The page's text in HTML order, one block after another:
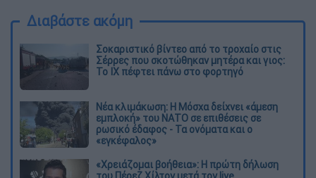
Διαβάστε ακόμη
Σοκαριστικό βίντεο από το τροχαίο στις
Σέρρες που σκοτώθηκαν μητέρα και γιος:
Το ΙΧ πέφτει πάνω στο φορτηγό
Νέα κλιμάκωση: Η Μόσχα δείχνει «άμεση
εμπλοκή» του ΝΑΤΟ σε επιθέσεις σε
ρωσικό έδαφος - Τα ονόματα και ο
«εγκέφαλος»
«Χρειάζομαι βοήθεια»: Η πρώτη δήλωση